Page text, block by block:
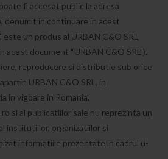
fi accesat public la adresa
in continuare in acest
este un produs al URBAN C&O SRL
acest document “URBAN C&O SRL”).
reproducere si distributie sub orice
URBAN C&O SRL, in
in vigoare in Romania.
si al publicatiilor sale nu reprezinta un
institutiilor, organizatiilor si
informatiile prezentate in cadrul u-